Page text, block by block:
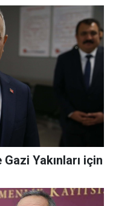
Yakınları için